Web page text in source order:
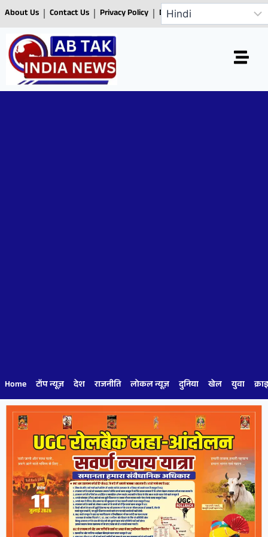
About Us Contact Us Privacy Policy Disclaimer
Home टॉप न्यूज़ देश राजनीति लोकल न्यूज़ दुनिया खेल युवा